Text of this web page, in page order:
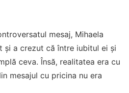
mesaj, Mihaela
și a crezut că între iubitul ei și
ceva. Însă, realitatea era cu
mesajul cu pricina nu era